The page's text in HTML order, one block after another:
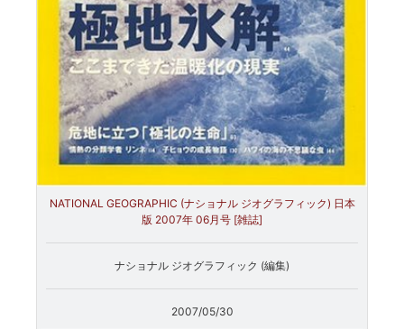
NATIONAL GEOGRAPHIC (ナショナル ジオグラフィック) 日本
版 2007年 06月号 [雑誌]
ナショナル ジオグラフィック (編集)
2007/05/30